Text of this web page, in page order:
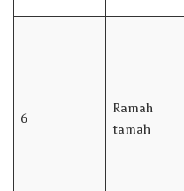
6
Ramah
tamah